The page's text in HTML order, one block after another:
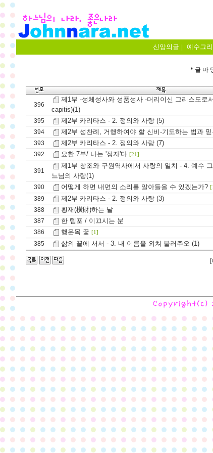
신앙의글 예수그
* 글 마
396
제1부 -성체성사와 성품성사 -머리이신 그리스도로
capitis)(1)
395 제2부 카리타스 - 2. 정의와 사랑 (5)
394
제2부 성찬례, 거행하여야 할 신비-기도하는 법과
393
제2부 카리타스 - 2. 정의와 사랑 (7)
392
요한 7부/ 나는 '정자'다 [21]
391
제1부 창조와 구원역사에서 사랑의 일치 - 4. 예수
느님의 사랑(1)
390 어떻게 하면 내면의 소리를 알아들을 수 있겠는가?
389
제2부 카리타스 - 2. 정의와 사랑 (3)
388
횡재(橫財)하는 날
387
한 템포 / 이끄시는 분
386
행운목 꽃 [1]
385
삶의 끝에 서서 - 3. 내 이름을 외쳐 불러주오 (1)